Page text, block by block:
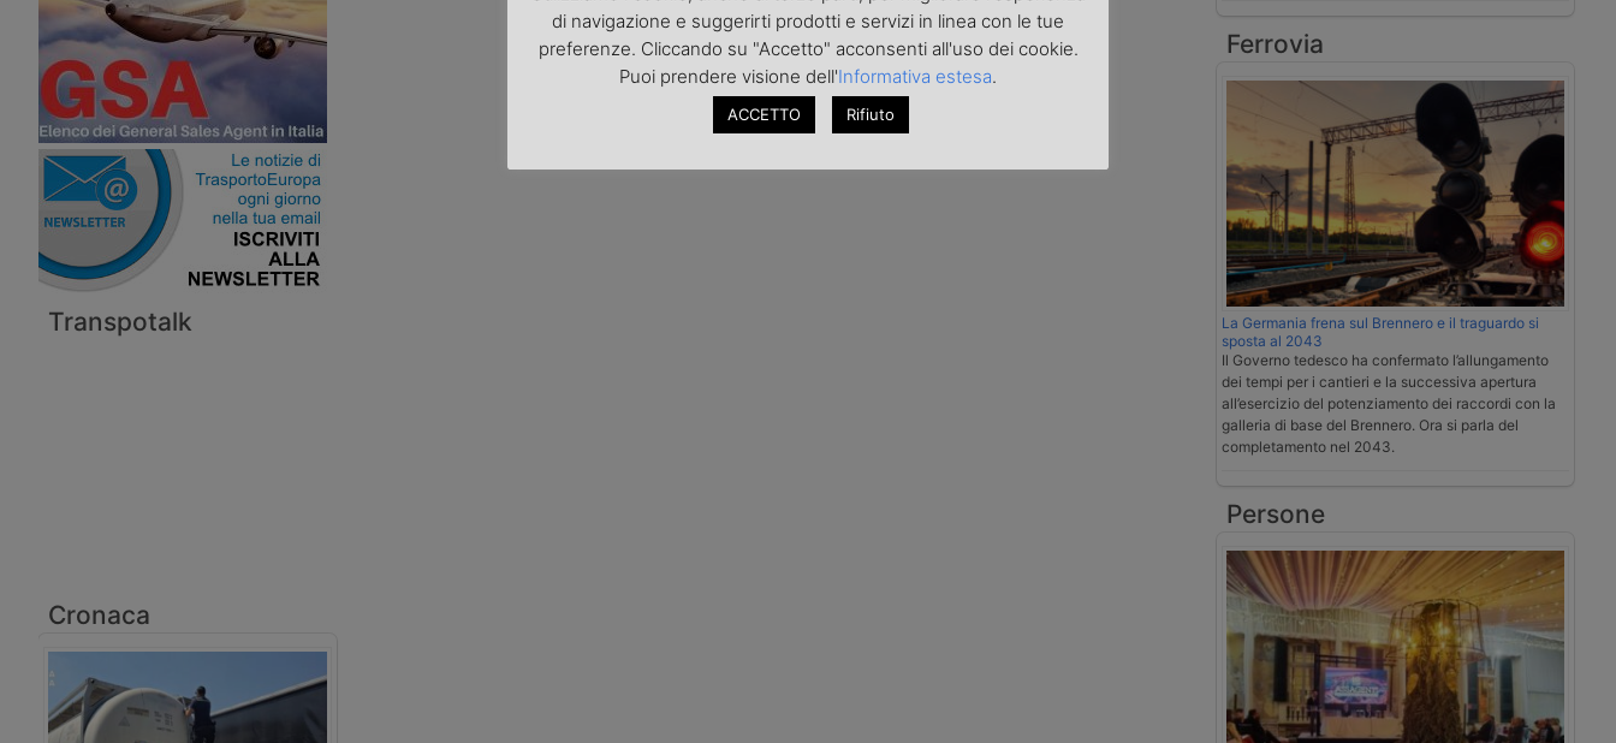
Transpotalk
Cronaca
Ferrovia
La Germania frena sul Brennero e il traguardo si
sposta al 2043
Il Governo tedesco ha confermato l’allungamento
dei tempi per i cantieri e la successiva apertura
all’esercizio del potenziamento dei raccordi con la
galleria di base del Brennero. Ora si parla del
completamento nel 2043.
Persone
di navigazione e suggerirti prodotti e servizi in linea con le tue
preferenze. Cliccando su "Accetto" acconsenti all'uso dei cookie.
Puoi prendere visione dell'Informativa estesa.
ACCETTO Rifiuto